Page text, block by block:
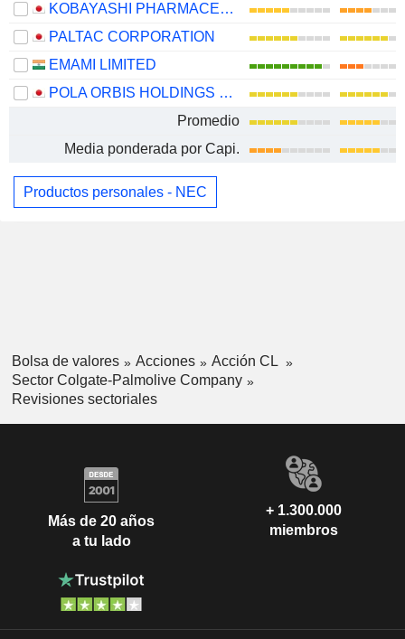
KOBAYASHI PHARMACEUTICAL CO., LTD.
PALTAC CORPORATION
EMAMI LIMITED
POLA ORBIS HOLDINGS INC.
Promedio
Media ponderada por Capi.
Productos personales - NEC
Bolsa de valores Acciones
Acción CL
Sector Colgate-Palmolive Company
Revisiones sectoriales
Más de 20 años
a tu lado
+ 1.300.000
miembros